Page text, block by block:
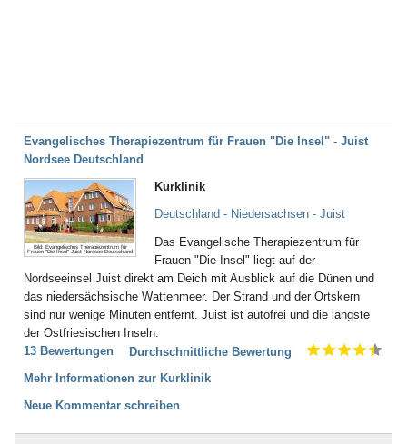
Evangelisches Therapiezentrum für Frauen "Die Insel" - Juist
Nordsee Deutschland
Bild: Evangelisches Therapiezentrum für
Frauen "Die Insel" Juist Nordsee Deutschland
Kurklinik
Deutschland - Niedersachsen - Juist
Das Evangelische Therapiezentrum für
Frauen "Die Insel" liegt auf der
Nordseeinsel Juist direkt am Deich mit Ausblick auf die Dünen und
das niedersächsische Wattenmeer. Der Strand und der Ortskern
sind nur wenige Minuten entfernt. Juist ist autofrei und die längste
der Ostfriesischen Inseln.
13 Bewertungen
Durchschnittliche Bewertung
Mehr Informationen zur Kurklinik
Neue Kommentar schreiben